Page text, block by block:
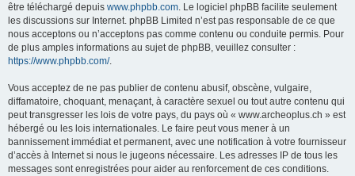
être téléchargé depuis www.phpbb.com. Le logiciel phpBB facilite seulement
les discussions sur Internet. phpBB Limited n’est pas responsable de ce que
nous acceptons ou n’acceptons pas comme contenu ou conduite permis. Pour
de plus amples informations au sujet de phpBB, veuillez consulter :
https://www.phpbb.com/.
Vous acceptez de ne pas publier de contenu abusif, obscène, vulgaire,
diffamatoire, choquant, menaçant, à caractère sexuel ou tout autre contenu qui
peut transgresser les lois de votre pays, du pays où « www.archeoplus.ch » est
hébergé ou les lois internationales. Le faire peut vous mener à un
bannissement immédiat et permanent, avec une notification à votre fournisseur
d’accès à Internet si nous le jugeons nécessaire. Les adresses IP de tous les
messages sont enregistrées pour aider au renforcement de ces conditions.